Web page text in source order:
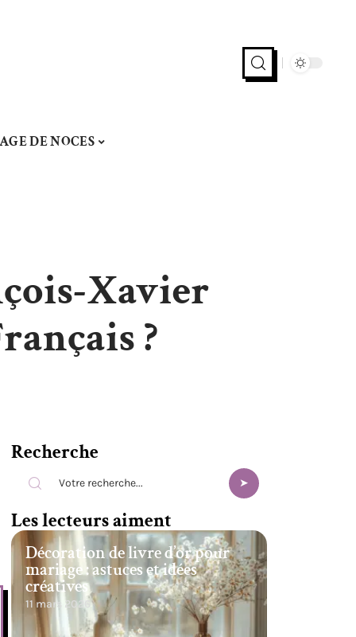
DE NOCES
Xavier
?
Recherche
Les lecteurs aiment
Décoration de livre d’or pour
mariage : astuces et idées
créatives
11 mars 2026